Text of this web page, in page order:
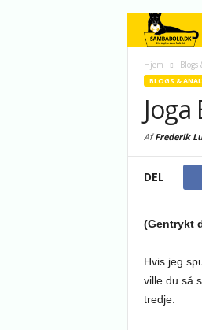
Hjem Blogs
BLOGS &
AfFrederik
DEL
(Gentrykt
Hvis jeg
ville du så
tredje.